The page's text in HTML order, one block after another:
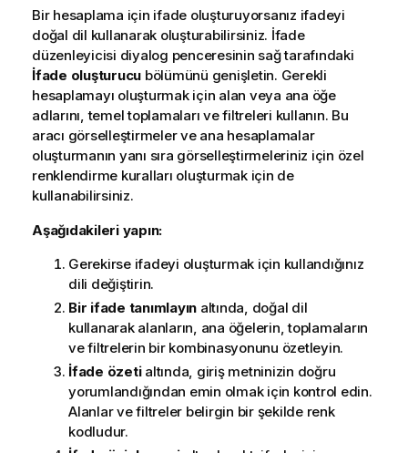
Bir hesaplama için ifade oluşturuyorsanız ifadeyi
doğal dil kullanarak oluşturabilirsiniz. İfade
düzenleyicisi diyalog penceresinin sağ tarafındaki
İfade oluşturucu bölümünü genişletin. Gerekli
hesaplamayı oluşturmak için alan veya ana öğe
adlarını, temel toplamaları ve filtreleri kullanın. Bu
aracı görselleştirmeler ve ana hesaplamalar
oluşturmanın yanı sıra görselleştirmeleriniz için özel
renklendirme kuralları oluşturmak için de
kullanabilirsiniz.
Aşağıdakileri yapın:
Gerekirse ifadeyi oluşturmak için kullandığınız
dili değiştirin.
Bir ifade tanımlayın altında, doğal dil
kullanarak alanların, ana öğelerin, toplamaların
ve filtrelerin bir kombinasyonunu özetleyin.
İfade özetialtında, giriş metninizin doğru
yorumlandığından emin olmak için kontrol edin.
Alanlar ve filtreler belirgin bir şekilde renk
kodludur.